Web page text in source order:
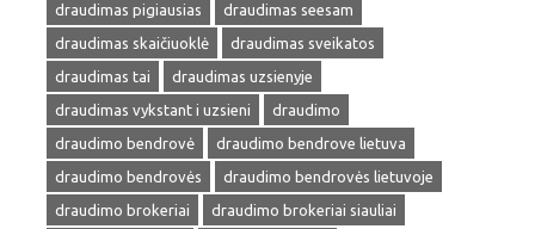
draudimas pigiausias
draudimas seesam
draudimas skaičiuoklė
draudimas sveikatos
draudimas tai
draudimas uzsienyje
draudimas vykstant i uzsieni
draudimo
draudimo bendrovė
draudimo bendrove lietuva
draudimo bendrovės
draudimo bendrovės lietuvoje
draudimo brokeriai
draudimo brokeriai siauliai